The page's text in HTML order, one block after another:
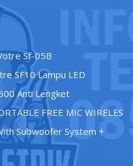
Sf-05B
SF10 Lampu LED
Anti Lengket
FREE MIC WIRELES
Subwoofer System +